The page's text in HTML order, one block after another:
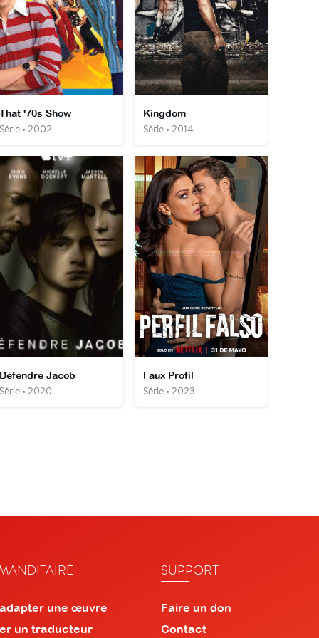
'70s Show
• 2002
Kingdom
Série • 2014
Jacob
• 2020
Faux Profil
Série • 2023
une œuvre
un traducteur
SUPPORT
Faire un don
Contact